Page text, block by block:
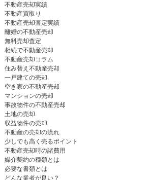
不動産売却実績
不動産買取り
不動産売却査定実績
離婚の不動産売却
無料売却査定
相続で不動産売却
不動産売却コラム
住み替え不動産売却
一戸建ての売却
空き家の不動産売却
マンションの売却
事故物件の不動産売却
土地の売却
収益物件の売却
不動産の売却の流れ
少しでも高く売るポイント
不動産売却時の諸費用
媒介契約の種類とは
必要な書類とは
どんな業者が良い？